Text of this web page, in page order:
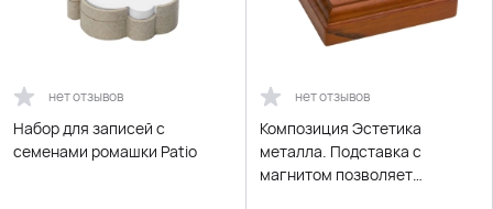
нет отзывов
Набор для записей с
семенами ромашки Patio
нет отзывов
Композиция Эстетика
металла. Подставка с
магнитом позволяет